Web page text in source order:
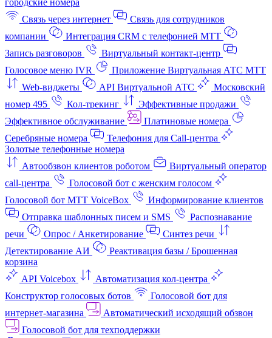
городские номера
Связь через интернет
Связь для сотрудников
компании
Интеграция CRM с телефонией МТТ
Запись разговоров
Виртуальный контакт‑центр
Голосовое меню IVR
Приложение Виртуальная АТС МТТ
Web-виджеты
API Виртуальной АТС
Московский
номер 495
Кол-трекинг
Эффективные продажи
Эффективное обслуживание
Платиновые номера
Серебряные номера
Телефония для Call-центра
Золотые телефонные номера
Автообзвон клиентов роботом
Виртуальный оператор
call-центра
Голосовой бот с женским голосом
Голосовой бот МТТ VoiceBox
Информирование клиентов
Отправка шаблонных писем и SMS
Распознавание
речи
Опрос / Анкетирование
Синтез речи
Детектирование АИ
Реактивация базы / Брошенная
корзина
API Voicebox
Автоматизация кол‑центра
Конструктор голосовых ботов
Голосовой бот для
интернет‑магазина
Автоматический исходящий обзвон
Голосовой бот для техподдержки